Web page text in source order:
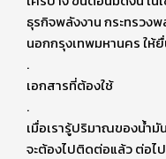
ธุรกิจพลังงาน กระทรวง
นอกกรุงเทพมหานคร ใ
.
เอกสารที่ต้องใช้
.
เมื่อเรารู้ปริมาณของน้ำ
จะต้องไปติดต่อแล้ว ต่อไ